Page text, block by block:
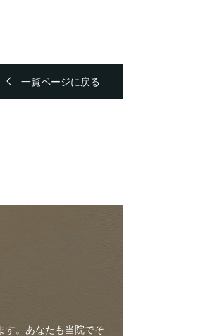
一覧ページに戻る
す。あなたも当院でそ